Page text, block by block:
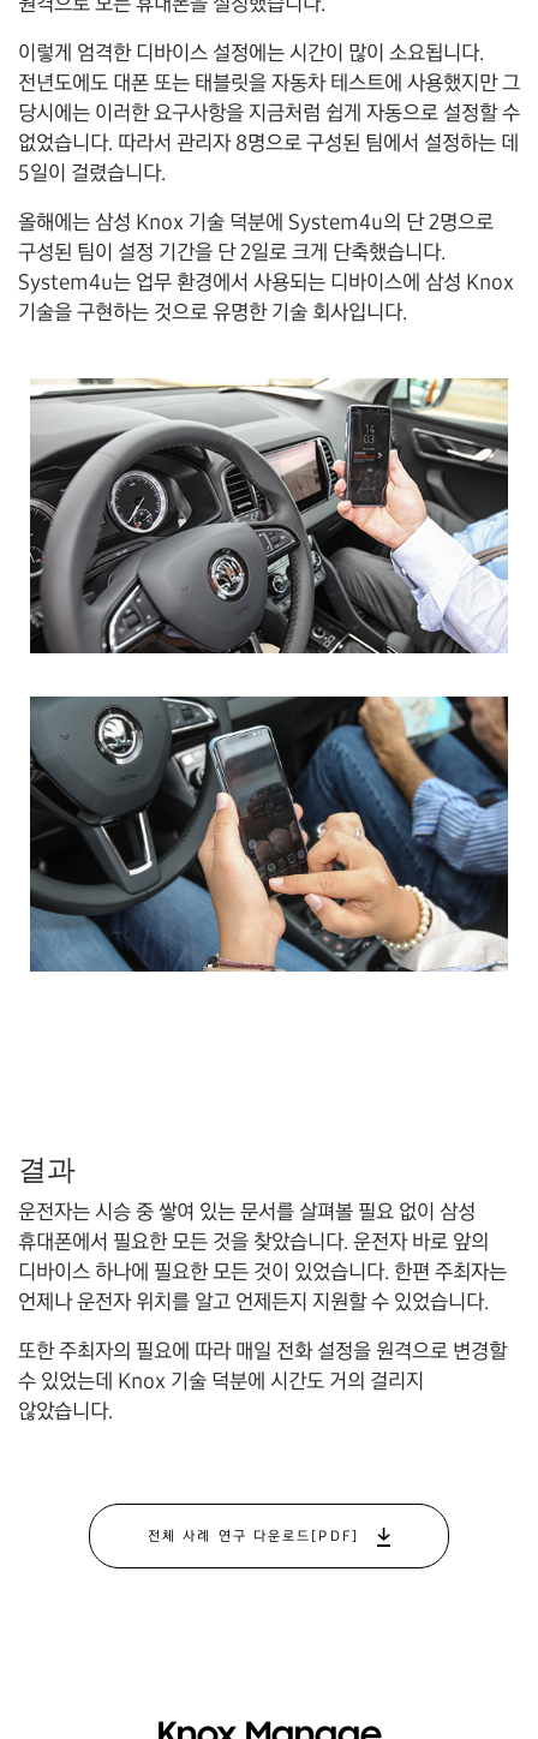
이렇게 엄격한 디바이스 설정에는 시간이 많이 소요됩니다.
전년도에도 대폰 또는 태블릿을 자동차 테스트에 사용했지만 그
당시에는 이러한 요구사항을 지금처럼 쉽게 자동으로 설정할 수
없었습니다. 따라서 관리자 8명으로 구성된 팀에서 설정하는 데
5일이 걸렸습니다.
올해에는 삼성 Knox 기술 덕분에 System4u의 단 2명으로
구성된 팀이 설정 기간을 단 2일로 크게 단축했습니다.
System4u는 업무 환경에서 사용되는 디바이스에 삼성 Knox
기술을 구현하는 것으로 유명한 기술 회사입니다.
결과
운전자는 시승 중 쌓여 있는 문서를 살펴볼 필요 없이 삼성
휴대폰에서 필요한 모든 것을 찾았습니다. 운전자 바로 앞의
디바이스 하나에 필요한 모든 것이 있었습니다. 한편 주최자는
언제나 운전자 위치를 알고 언제든지 지원할 수 있었습니다.
또한 주최자의 필요에 따라 매일 전화 설정을 원격으로 변경할
수 있었는데 Knox 기술 덕분에 시간도 거의 걸리지
않았습니다.
전체 사례 연구 다운로드[PDF]